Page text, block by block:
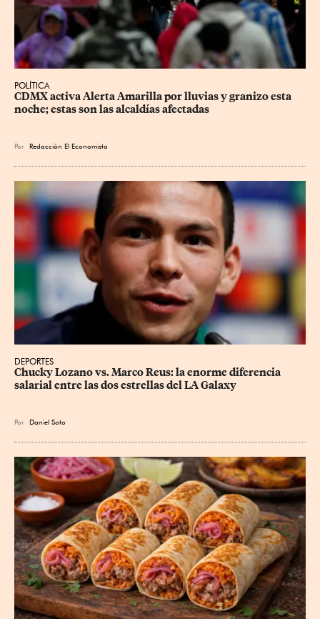
POLÍTICA
CDMX activa Alerta Amarilla por lluvias y granizo esta
noche; estas son las alcaldías afectadas
Por Redacción El Economista
DEPORTES
Chucky Lozano vs. Marco Reus: la enorme diferencia
salarial entre las dos estrellas del LA Galaxy
Por Daniel Soto